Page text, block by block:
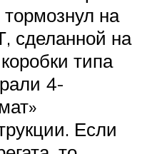
на
сделанной на
типа
4-
Если